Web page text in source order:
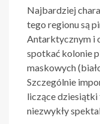
Najbardziej
tego regionu są
Antarktycznym i
spotkać kolonie
maskowych
Szczególnie
liczące
niezwykły